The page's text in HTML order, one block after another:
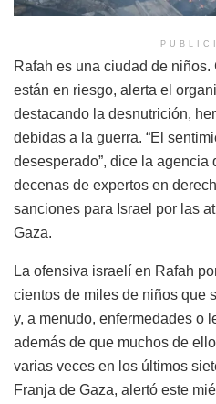
Rafah es una ciudad de
están en riesgo, alerta el
destacando la desnutrición,
debidas a la guerra. “El
desesperado”, dice la agencia
decenas de expertos en
sanciones para Israel por las
Gaza.
La ofensiva israelí en Rafah
cientos de miles de niños que
y, a menudo, enfermedades o
además de que muchos de
varias veces en los últimos
Franja de Gaza, alertó este